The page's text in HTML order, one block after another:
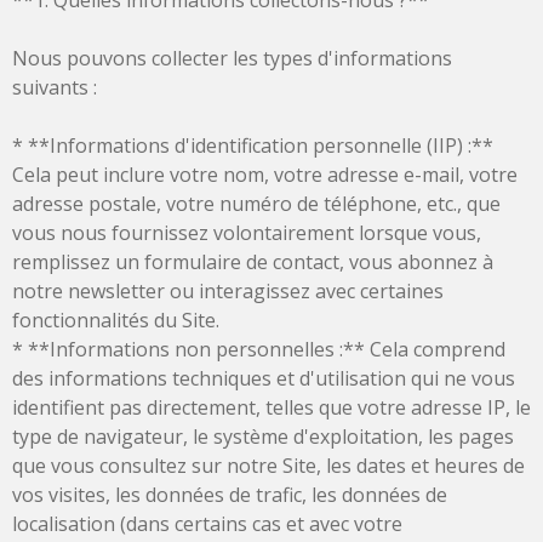
Nous pouvons collecter les types d'informations
suivants :
* **Informations d'identification personnelle (IIP) :**
Cela peut inclure votre nom, votre adresse e-mail, votre
adresse postale, votre numéro de téléphone, etc., que
vous nous fournissez volontairement lorsque vous,
remplissez un formulaire de contact, vous abonnez à
notre newsletter ou interagissez avec certaines
fonctionnalités du Site.
* **Informations non personnelles :** Cela comprend
des informations techniques et d'utilisation qui ne vous
identifient pas directement, telles que votre adresse IP, le
type de navigateur, le système d'exploitation, les pages
que vous consultez sur notre Site, les dates et heures de
vos visites, les données de trafic, les données de
localisation (dans certains cas et avec votre